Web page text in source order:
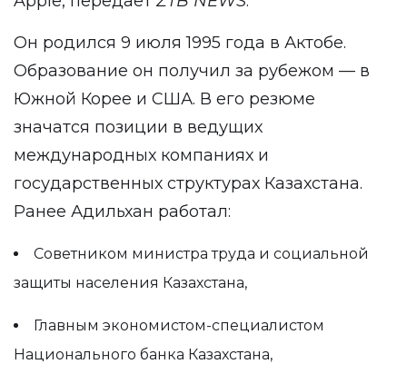
Он родился 9 июля 1995 года в Актобе.
Образование он получил за рубежом — в
Южной Корее и США. В его резюме
значатся позиции в ведущих
международных компаниях и
государственных структурах Казахстана.
Ранее Адильхан работал:
Советником министра труда и социальной
защиты населения Казахстана,
Главным экономистом-специалистом
Национального банка Казахстана,